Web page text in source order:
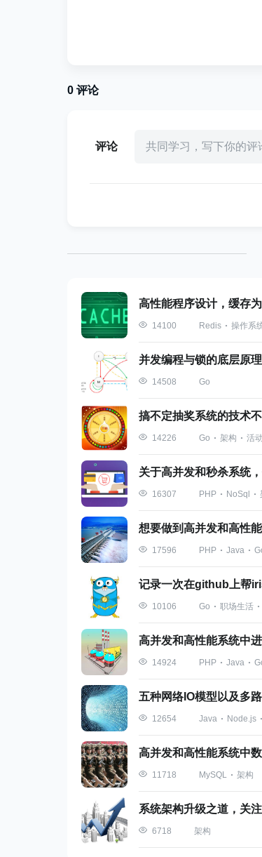
0 评论
评论 共同学习，写下你的评
高性能程序设计，缓存
14100 Redis 操作系
并发编程与锁的底层原理
14508 Go
搞不定抽奖系统的技术
14226 Go 架构 活动
关于高并发和秒杀系统
16307 PHP NoSql
17596 PHP Java
记录一次在github上帮
10106 Go 职场生活
14924 PHP Java
五种网络IO模型以及多
12654 Java Node.js
高并发和高性能系统中
11718 MySQL 架构
系统架构升级之道，关
6718 架构